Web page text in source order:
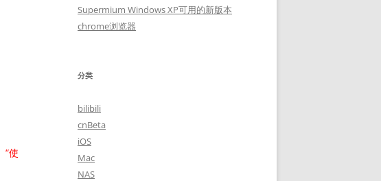
“使
Supermium Windows XP可用的新版本
chrome浏览器
分类
bilibili
cnBeta
iOS
Mac
NAS